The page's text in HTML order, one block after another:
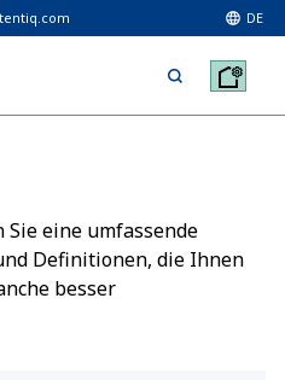
DE
eine umfassende
Definitionen, die Ihnen
besser